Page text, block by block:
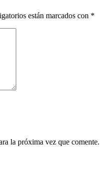
están marcados con *
la próxima vez que comente.